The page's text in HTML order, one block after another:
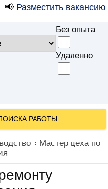
📢 Разместить вакансию
Без опыта
Удаленно
РАБОТЫ
› Мастер цеха по